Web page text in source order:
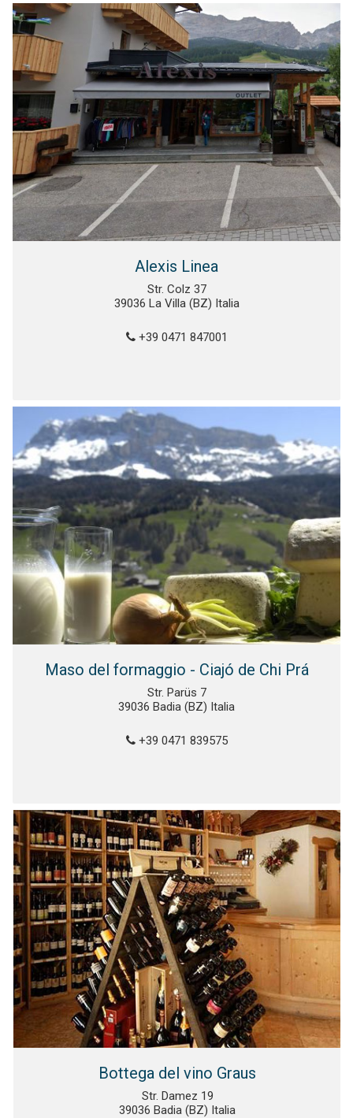
Alexis Linea
Str. Colz 37
39036 La Villa (BZ) Italia
+39 0471 847001
Maso del formaggio - Ciajó de Chi Prá
Str. Parüs 7
39036 Badia (BZ) Italia
+39 0471 839575
Bottega del vino Graus
Str. Damez 19
39036 Badia (BZ) Italia